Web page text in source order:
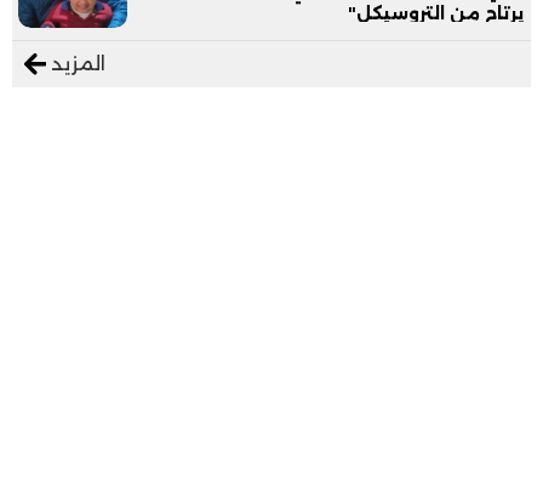
يرتاح من التروسيكل"
المزيد